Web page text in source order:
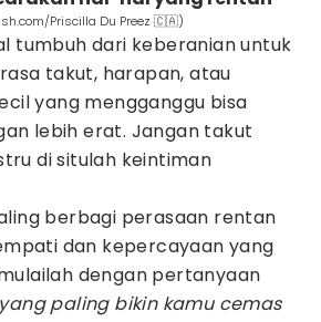
Priscilla Du Preez 🇨🇦)
tumbuh dari keberanian untuk
takut, harapan, atau
yang mengganggu bisa
lebih erat. Jangan takut
di situlah keintiman
berbagi perasaan rentan
dan kepercayaan yang
dengan pertanyaan
paling bikin kamu cemas